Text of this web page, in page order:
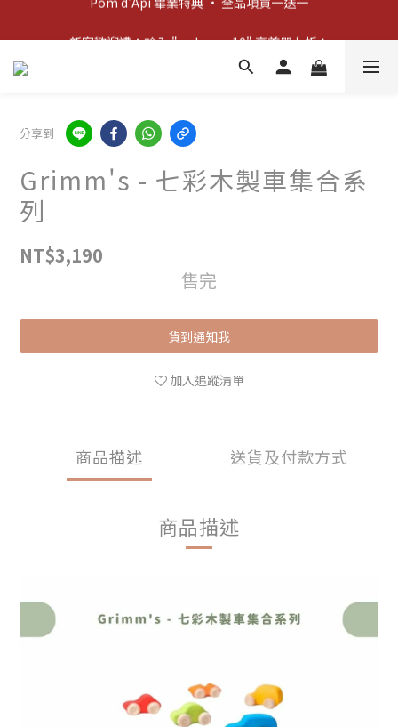
Pom d'Api 畢業特典 · 全品項買一送一
分享到
Grimm's - 七彩木製車集合系
列
NT$3,190
售完
貨到通知我
加入追蹤清單
商品描述 送貨及付款方式
商品描述